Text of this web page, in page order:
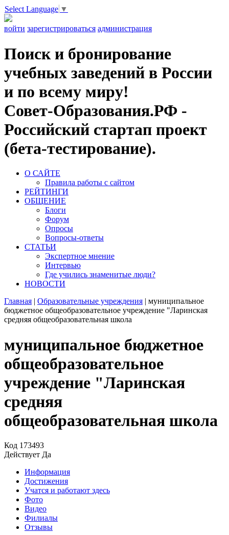
Select Language ▼
войти зарегистрироваться администрация
Поиск и бронирование
учебных заведений в России
и по всему миру!
Совет-Образования.РФ -
Российский стартап проект
(бета-тестирование).
О САЙТЕ
Правила работы с сайтом
РЕЙТИНГИ
ОБЩЕНИЕ
Блоги
Форум
Опросы
Вопросы-ответы
СТАТЬИ
Экспертное мнение
Интервью
Где учились знаменитые люди?
НОВОСТИ
Главная | Образовательные учреждения | муниципальное
бюджетное общеобразовательное учреждение "Ларинская
средняя общеобразовательная школа
муниципальное бюджетное
общеобразовательное
учреждение "Ларинская
средняя
общеобразовательная школа
Код 173493
Действует Да
Информация
Достижения
Учатся и работают здесь
Фото
Видео
Филиалы
Отзывы